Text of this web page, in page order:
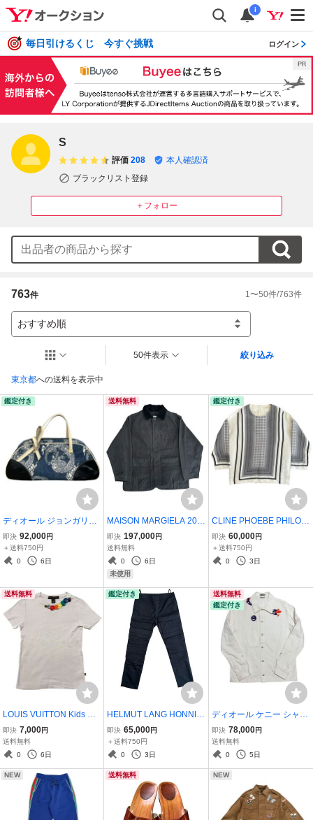
i
毎日引けるくじ 今すぐ挑戦 ログイン
S
＋フォロー
評価 208
本人確認済
ブラックリスト登録
763件 1 〜50件/763件
おすすめ順
東京都への送料を表示中
50件表示 絞り込み
鑑定付き
ディオール ジョンガリア
ーノ期 ドラゴン柄 キャン
バス ハンドバッグ ネイビ
ー DIOR JOHN GALLIA
即決 92,000円
＋送料750円
0
6日
送料無料
MAISON MARGIELA 202
4AW CORDUROY COLL
AR DOUBLE FACE COTT
ON HUNTING JACKET B
LACK メゾンマルタンマ
即決 197,000円
送料無料
0
6日
未使用
鑑定付き
CLINE PHOEBE PHILO G
EOMETRIC SILK WOOL
BLOUSE 2013 RESORT
セリーヌ
即決 60,000円
＋送料750円
0
3日
送料無料
LOUIS VUITTON Kids Mul
ti Color Pins S/S T-Shirt ル
イ・ヴィトン キッズ マル
チカラーピンモチーフ 半
1E
即決 7,000円
送料無料
0
6日
鑑定付き
HELMUT LANG HONNIN-
KI MULTI-POCKET STRE
TCH COTTON TROUSER
S BLACK ヘルムートラン
即決 65,000円
＋送料750円
0
3日
送料無料
鑑定付き
ディオール ケニー シャー
フ 2021SS オブリーク裏
地 デニムジャケット DIO
R × Kenny Scharf Oblique
et 44
即決 78,000円
送料無料
0
5日
NEW 送料無料 NEW